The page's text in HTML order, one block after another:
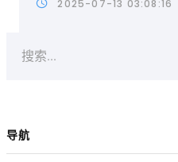
2025-07-13 03:08:16
搜索...
导航